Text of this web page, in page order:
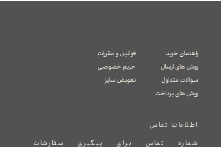
راهنمای خرید
روش های ارسال
سوالات متداول
​​​​​​​روش های پرداخت
قوانین و مقررات
حریم خصوصی
تعویض سایز
اطلاعات تماس
شماره تماس برای پیگیری سفارشات